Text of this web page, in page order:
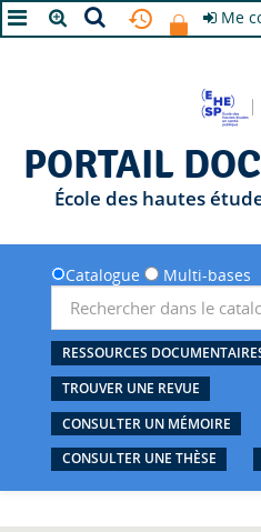
Me
PORTAIL
École des hautes
Catalogue Multi-bases
RESSOURCES
TROUVER UNE REVUE
CONSULTER UN MÉMOIRE
CONSULTER UNE THÈSE